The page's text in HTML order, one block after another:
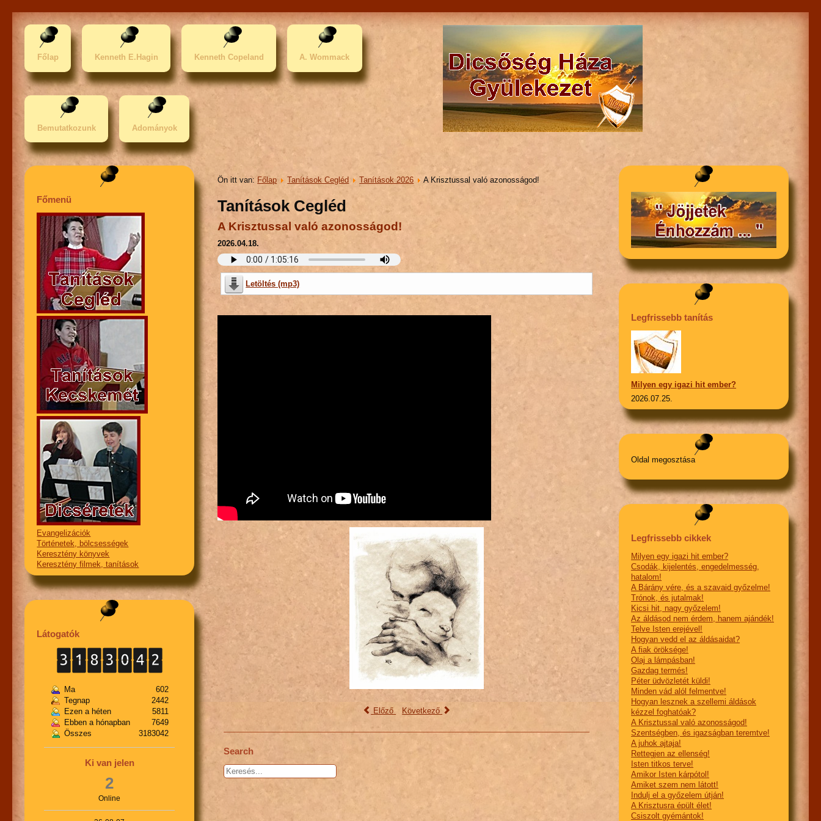
Főlap Kenneth E.Hagin Kenneth Copeland A. Wommack
Bemutatkozunk Adományok
Főmenü
Evangelizációk
Történetek, bölcsességek
Keresztény könyvek
Keresztény filmek, tanítások
Látogatók
Ma
602
Tegnap
2442
Ezen a héten
5811
Ebben a hónapban
7649
Összes
3183042
Ki van jelen
2
Online
Legfrissebb tanítás
Milyen egy igazi hit ember?
2026.07.25.
Oldal megosztása
Legfrissebb cikkek
Milyen egy igazi hit ember?
Csodák, kijelentés, engedelmesség,
hatalom!
A Bárány vére, és a szavaid győzelme!
Trónok, és jutalmak!
Kicsi hit, nagy győzelem!
Az áldásod nem érdem, hanem ajándék!
Telve Isten erejével!
Hogyan vedd el az áldásaidat?
A fiak öröksége!
Olaj a lámpásban!
Gazdag termés!
Péter üdvözletét küldi!
Minden vád alól felmentve!
Hogyan lesznek a szellemi áldások
kézzel foghatóak?
A Krisztussal való azonosságod!
Szentségben, és igazságban teremtve!
A juhok ajtaja!
Rettegjen az ellenség!
Isten titkos terve!
Amikor Isten kárpótol!
Amiket szem nem látott!
Indulj el a győzelem útján!
A Krisztusra épült élet!
Csiszolt gyémántok!
Ön itt van: Főlap Tanítások Cegléd Tanítások 2026 A Krisztussal való azonosságod!
Tanítások Cegléd
A Krisztussal való azonosságod!
2026.04.18.
Letöltés (mp3)
Előző Következő
Search
Keresés...